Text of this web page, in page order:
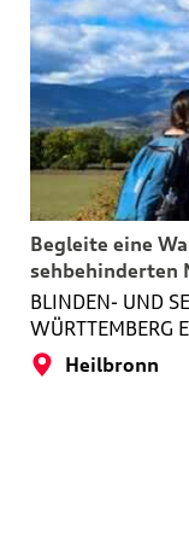
Begleite eine
sehbehinderten
BLINDEN- UND
WÜRTTEMBERG
Heilbronn